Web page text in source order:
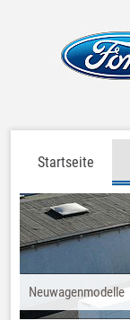
Startseite
Neuwagenmodelle